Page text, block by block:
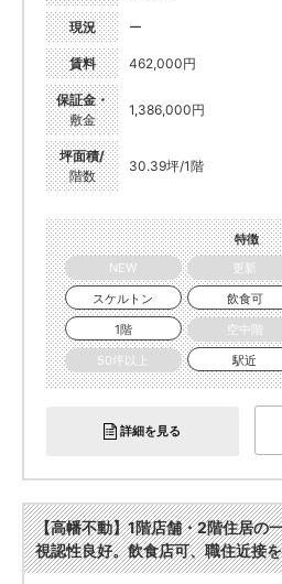
現況 ー
賃料 462,000円
保証金・
敷金
1,386,000円
坪面積/
階数
30.39坪/1階
特徴
NEW
更新
スケルトン
飲食可
1階
空中階
50坪以上
駅近
詳細を見る
【高幡不動】1階店舗・2階住居の
視認性良好。飲食店可、職住近接